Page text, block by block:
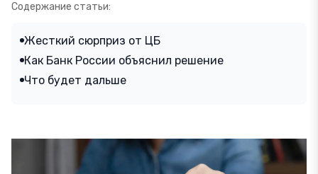
Содержание статьи:
Жесткий сюрприз от ЦБ
Как Банк России объяснил решение
Что будет дальше